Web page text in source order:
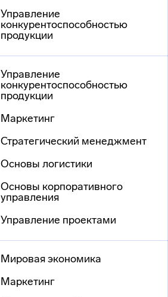
Управление
конкурентоспособностью
продукции
Управление
конкурентоспособностью
продукции
Маркетинг
Стратегический менеджмент
Основы логистики
Основы корпоративного
управления
Управление проектами
Мировая экономика
Маркетинг